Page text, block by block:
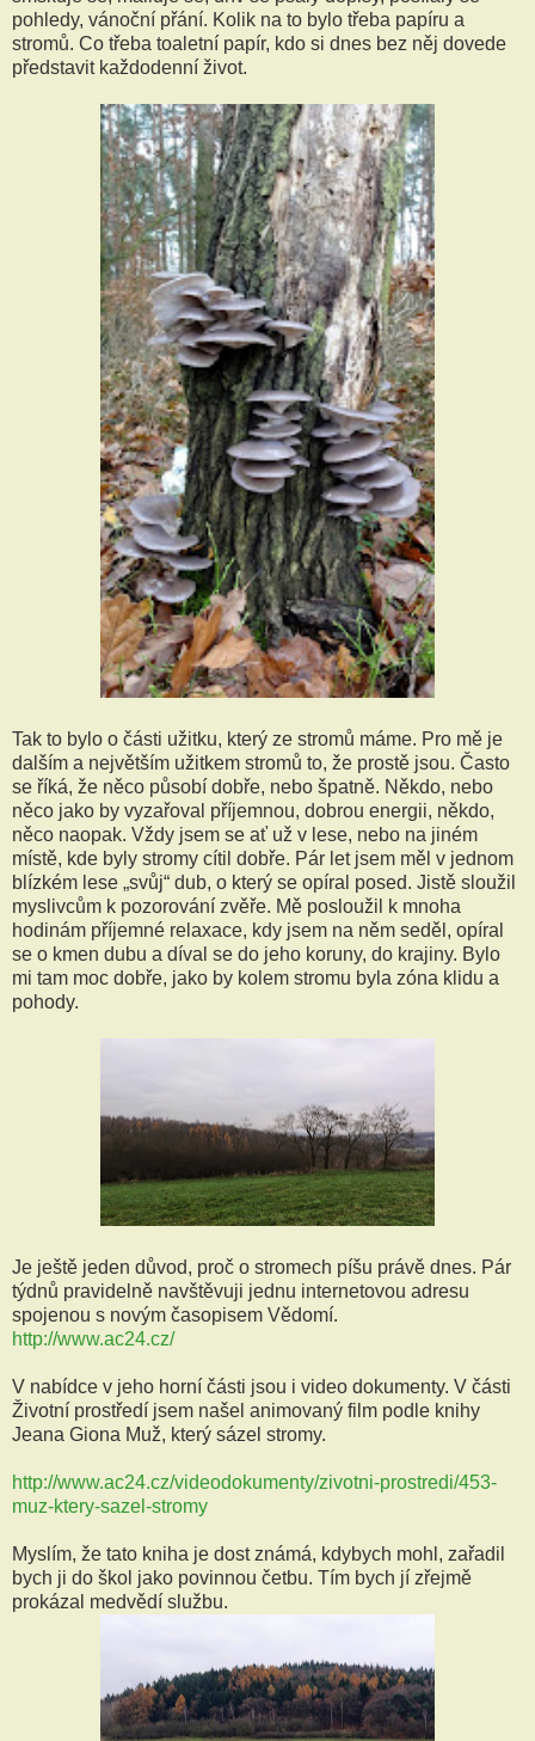
pohledy, vánoční přání. Kolik na to bylo třeba papíru a
stromů. Co třeba toaletní papír, kdo si dnes bez něj dovede
představit každodenní život.
Tak to bylo o části užitku, který ze stromů máme. Pro mě je
dalším a největším užitkem stromů to, že prostě jsou. Často
se říká, že něco působí dobře, nebo špatně. Někdo, nebo
něco jako by vyzařoval příjemnou, dobrou energii, někdo,
něco naopak. Vždy jsem se ať už v lese, nebo na jiném
místě, kde byly stromy cítil dobře. Pár let jsem měl v jednom
blízkém lese „svůj“ dub, o který se opíral posed. Jistě sloužil
myslivcům k pozorování zvěře. Mě posloužil k mnoha
hodinám příjemné relaxace, kdy jsem na něm seděl, opíral
se o kmen dubu a díval se do jeho koruny, do krajiny. Bylo
mi tam moc dobře, jako by kolem stromu byla zóna klidu a
pohody.
Je ještě jeden důvod, proč o stromech píšu právě dnes. Pár
týdnů pravidelně navštěvuji jednu internetovou adresu
spojenou s novým časopisem Vědomí.
http://www.ac24.cz/
V nabídce v jeho horní části jsou i video dokumenty. V části
Životní prostředí jsem našel animovaný film podle knihy
Jeana Giona Muž, který sázel stromy.
http://www.ac24.cz/videodokumenty/zivotni-prostredi/453-
muz-ktery-sazel-stromy
Myslím, že tato kniha je dost známá, kdybych mohl, zařadil
bych ji do škol jako povinnou četbu. Tím bych jí zřejmě
prokázal medvědí službu.